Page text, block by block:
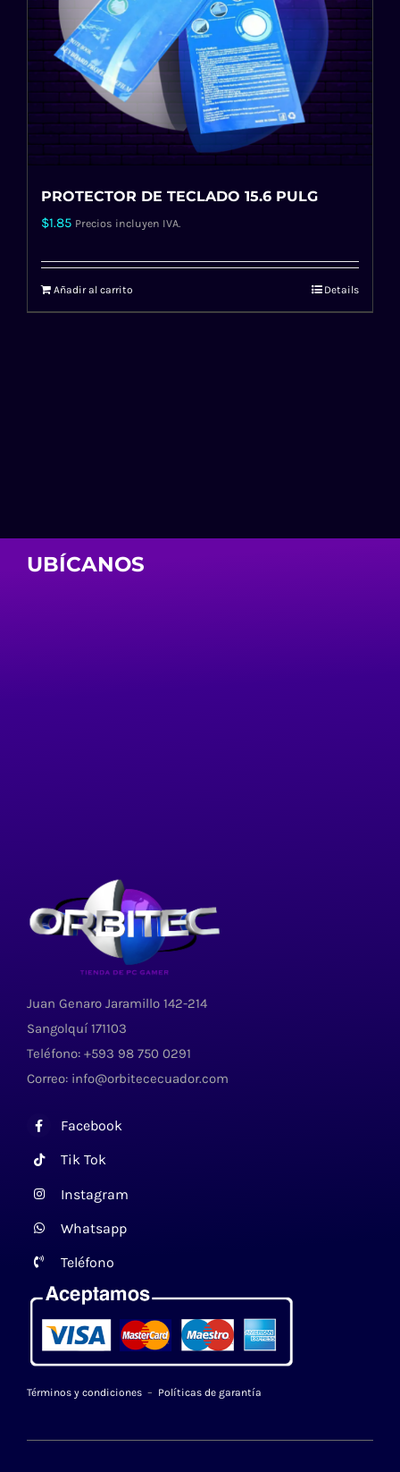
PROTECTOR DE TECLADO 15.6 PULG
$1.85 Precios incluyen IVA.
Añadir al carrito Details
UBÍCANOS
Juan Genaro Jaramillo 142-214
Sangolquí 171103
Teléfono: +593 98 750 0291
Correo: info@orbitececuador.com
Facebook
Tik Tok
Instagram
Whatsapp
Teléfono
Términos y condiciones– Políticas de garantía